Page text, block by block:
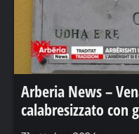
Arberia News –
calabresizzato con